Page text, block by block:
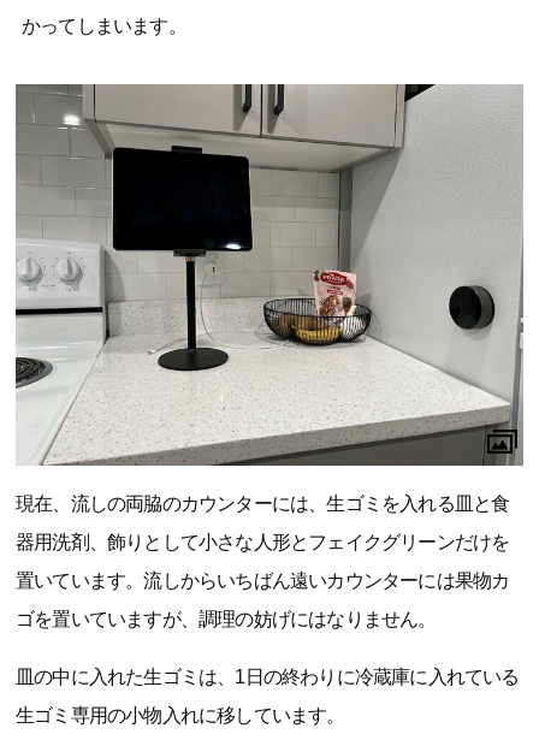
かってしまいます。
現在、流しの両脇のカウンターには、生ゴミを入れる皿と食
器用洗剤、飾りとして小さな人形とフェイクグリーンだけを
置いています。流しからいちばん遠いカウンターには果物カ
ゴを置いていますが、調理の妨げにはなりません。
皿の中に入れた生ゴミは、1日の終わりに冷蔵庫に入れている
生ゴミ専用の小物入れに移しています。